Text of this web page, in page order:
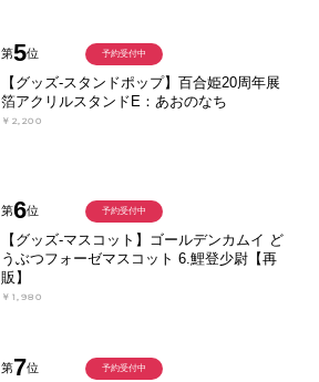
第5位
【グッズ-スタンドポップ】百合姫20周年展
箔アクリルスタンドE：あおのなち
￥2,200
予約受付中
第6位
【グッズ-マスコット】ゴールデンカムイ ど
うぶつフォーゼマスコット 6.鯉登少尉【再
販】
￥1,980
予約受付中
第7位 予約受付中